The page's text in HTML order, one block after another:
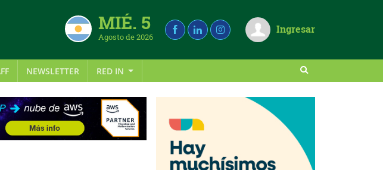
MIÉ. 5
Agosto de 2026
Ingresar
NEWSLETTER RED IN